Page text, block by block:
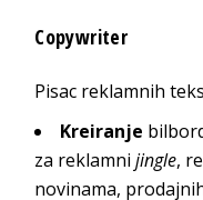
Copywriter
Pisac reklamnih
Kreiranje
za reklamnijingle,
novinama,